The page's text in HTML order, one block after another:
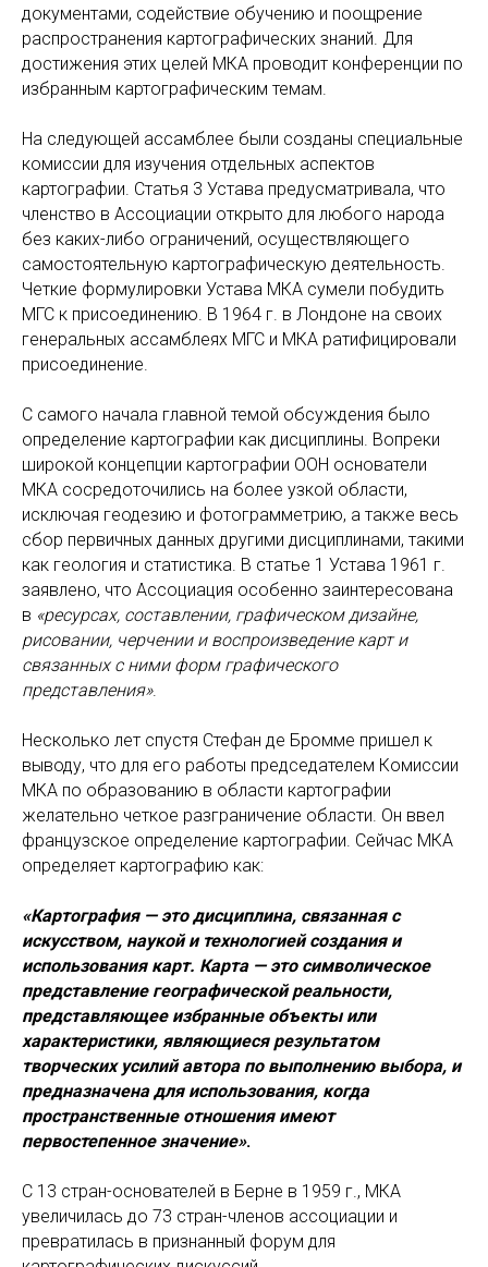
документами, содействие обучению и поощрение
распространения картографических знаний. Для
достижения этих целей МКА проводит конференции по
избранным картографическим темам.
На следующей ассамблее были созданы специальные
комиссии для изучения отдельных аспектов
картографии. Статья 3 Устава предусматривала, что
членство в Ассоциации открыто для любого народа
без каких-либо ограничений, осуществляющего
самостоятельную картографическую деятельность.
Четкие формулировки Устава МКА сумели побудить
МГС к присоединению. В 1964 г. в Лондоне на своих
генеральных ассамблеях МГС и МКА ратифицировали
присоединение.
С самого начала главной темой обсуждения было
определение картографии как дисциплины. Вопреки
широкой концепции картографии ООН основатели
МКА сосредоточились на более узкой области,
исключая геодезию и фотограмметрию, а также весь
сбор первичных данных другими дисциплинами, такими
как геология и статистика. В статье 1 Устава 1961 г.
заявлено, что Ассоциация особенно заинтересована
в «ресурсах, составлении, графическом дизайне,
рисовании, черчении и воспроизведение карт и
связанных с ними форм графического
представления».
Несколько лет спустя Стефан де Бромме пришел к
выводу, что для его работы председателем Комиссии
МКА по образованию в области картографии
желательно четкое разграничение области. Он ввел
французское определение картографии. Сейчас МКА
определяет картографию как:
«Картография — это дисциплина, связанная с
искусством, наукой и технологией создания и
использования карт. Карта — это символическое
представление географической реальности,
представляющее избранные объекты или
характеристики, являющиеся результатом
творческих усилий автора по выполнению выбора, и
предназначена для использования, когда
пространственные отношения имеют
первостепенное значение».
С 13 стран-основателей в Берне в 1959 г., МКА
увеличилась до 73 стран-членов ассоциации и
превратилась в признанный форум для